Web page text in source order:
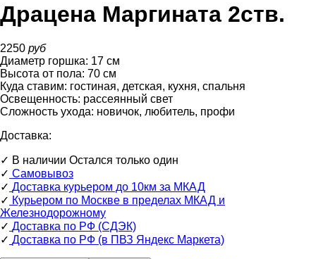
Драцена Маргината 2ств.
2250 руб
Диаметр горшка: 17 см
Высота от пола: 70 см
Куда ставим: гостиная, детская, кухня, спальня
Освещенность: рассеянный свет
Сложность ухода: новичок, любитель, профи
Доставка:
✓ В наличии Остался только один
✓ Самовывоз
✓ Доставка курьером до 10км за МКАД
✓ Курьером по Москве в пределах МКАД и
Железнодорожному
✓ Доставка по РФ (СДЭК)
✓ Доставка по РФ (в ПВЗ Яндекс Маркета)